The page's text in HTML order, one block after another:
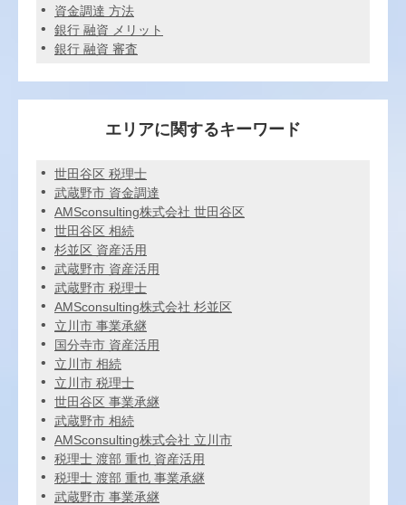
資金調達 方法
銀行 融資 メリット
銀行 融資 審査
エリアに関するキーワード
世田谷区 税理士
武蔵野市 資金調達
AMSconsulting株式会社 世田谷区
世田谷区 相続
杉並区 資産活用
武蔵野市 資産活用
武蔵野市 税理士
AMSconsulting株式会社 杉並区
立川市 事業承継
国分寺市 資産活用
立川市 相続
立川市 税理士
世田谷区 事業承継
武蔵野市 相続
AMSconsulting株式会社 立川市
税理士 渡部 重也 資産活用
税理士 渡部 重也 事業承継
武蔵野市 事業承継